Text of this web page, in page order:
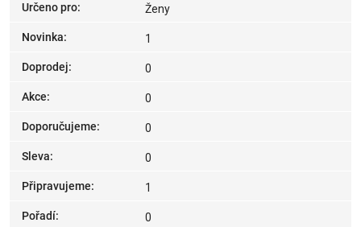
Určeno pro: Ženy
Novinka: 1
Doprodej: 0
Akce: 0
Doporučujeme: 0
Sleva: 0
Připravujeme: 1
Pořadí: 0